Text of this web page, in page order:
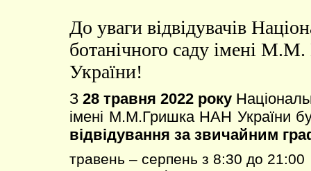
До уваги відвідувачів
ботанічного саду імені
України!
З 28 травня 2022 року
імені М.М.Гришка НАН України
відвідування за звичайним
травень – серпень з 8:30 до 21:00